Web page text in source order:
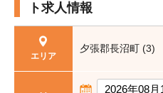
ト求人情報
エリア
夕張郡長沼町 (3)